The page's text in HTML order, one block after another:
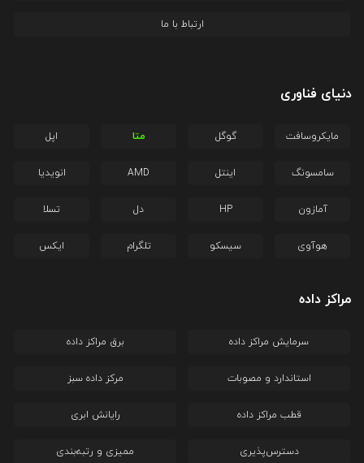
ارتباط با ما
دنیای فناوری
مایکروسافت گوگل متا اپل
سامسونگ اینتل AMD انویدیا
آمازون HP دل تسلا
هوآوی سیسکو تلگرام ایکس
مراکز داده
سرمایش مراکز داده برق مراکز داده
استاندارد و مصوبات مرکز داده سبز
قطب مراکز داده رایانش ابری
دسترس‌پذیری ممیزی و رتبه‌بندی